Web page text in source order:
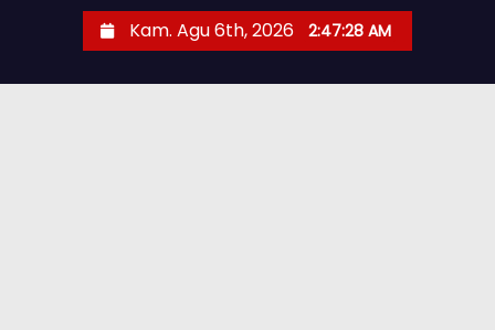
Kam. Agu 6th, 2026 2:47:29 AM